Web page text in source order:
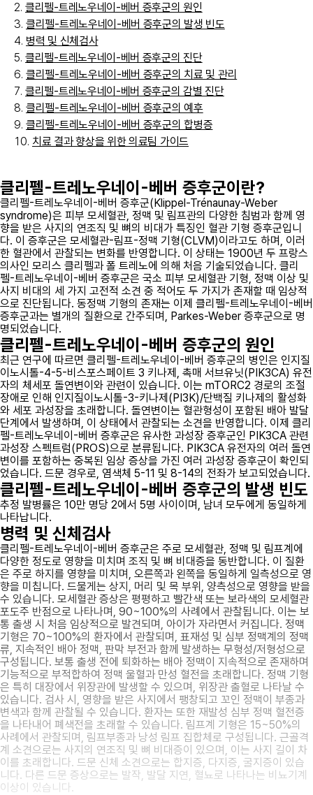
클리펠-트레노우네이-베버 증후군의 원인
클리펠-트레노우네이-베버 증후군의 발생 빈도
병력 및 신체검사
클리펠-트레노우네이-베버 증후군의 진단
클리펠-트레노우네이-베버 증후군의 치료 및 관리
클리펠-트레노우네이-베버 증후군의 감별 진단
클리펠-트레노우네이-베버 증후군의 예후
클리펠-트레노우네이-베버 증후군의 합병증
치료 결과 향상을 위한 의료팀 가이드
클리펠-트레노우네이-베버 증후군이란?
클리펠-트레노우네이-베버 증후군(Klippel-Trénaunay-Weber
syndrome)은 피부 모세혈관, 정맥 및 림프관의 다양한 침범과 함께 영
향을 받은 사지의 연조직 및 뼈의 비대가 특징인 혈관 기형 증후군입니
다. 이 증후군은 모세혈관-림프-정맥 기형(CLVM)이라고도 하며, 이러
한 혈관에서 관찰되는 변화를 반영합니다. 이 상태는 1900년 두 프랑스
의사인 모리스 클리펠과 폴 트레노에 의해 처음 기술되었습니다. 클리
펠-트레노우네이-베버 증후군은 국소 피부 모세혈관 기형, 정맥 이상 및
사지 비대의 세 가지 고전적 소견 중 적어도 두 가지가 존재할 때 임상적
으로 진단됩니다. 동정맥 기형의 존재는 이제 클리펠-트레노우네이-베버
증후군과는 별개의 질환으로 간주되며, Parkes-Weber 증후군으로 명
명되었습니다.
클리펠-트레노우네이-베버 증후군의 원인
최근 연구에 따르면 클리펠-트레노우네이-베버 증후군의 병인은 인지질
이노시톨-4-5-비스포스페이트 3 키나제, 촉매 서브유닛(PIK3CA) 유전
자의 체세포 돌연변이와 관련이 있습니다. 이는 mTORC2 경로의 조절
장애로 인해 인지질이노시톨-3-키나제(PI3K)/단백질 키나제의 활성화
와 세포 과성장을 초래합니다. 돌연변이는 혈관형성이 포함된 배아 발달
단계에서 발생하며, 이 상태에서 관찰되는 소견을 반영합니다. 이제 클리
펠-트레노우네이-베버 증후군은 유사한 과성장 증후군인 PIK3CA 관련
과성장 스펙트럼(PROS)으로 분류됩니다. PIK3CA 유전자의 여러 돌연
변이를 포함하는 중복된 임상 증상을 가진 여러 과성장 증후군이 확인되
었습니다. 드문 경우로, 염색체 5-11 및 8-14의 전좌가 보고되었습니다.
클리펠-트레노우네이-베버 증후군의 발생 빈도
추정 발병률은 10만 명당 2에서 5명 사이이며, 남녀 모두에게 동일하게
나타납니다.
병력 및 신체검사
클리펠-트레노우네이-베버 증후군은 주로 모세혈관, 정맥 및 림프계에
다양한 정도로 영향을 미치며 조직 및 뼈 비대증을 동반합니다. 이 질환
은 주로 하지를 영향을 미치며, 오른쪽과 왼쪽을 동일하게 일측성으로 영
향을 미칩니다. 드물게는 상지, 머리 및 목 부위, 양측성으로 영향을 받을
수 있습니다. 모세혈관 증상은 평평하고 빨간색 또는 보라색의 모세혈관
포도주 반점으로 나타나며, 90~100%의 사례에서 관찰됩니다. 이는 보
통 출생 시 처음 임상적으로 발견되며, 아이가 자라면서 커집니다. 정맥
기형은 70~100%의 환자에서 관찰되며, 표재성 및 심부 정맥계의 정맥
류, 지속적인 배아 정맥, 판막 부전과 함께 발생하는 무형성/저형성으로
구성됩니다. 보통 출생 전에 퇴화하는 배아 정맥이 지속적으로 존재하며
기능적으로 부적합하여 정맥 울혈과 만성 혈전을 초래합니다. 정맥 기형
은 특히 대장에서 위장관에 발생할 수 있으며, 위장관 출혈로 나타날 수
있습니다. 검사 시, 영향을 받은 사지에서 팽창되고 꼬인 정맥이 부종과
변색과 함께 관찰될 수 있습니다. 환자는 또한 재발성 심부 정맥 혈전증
을 나타내어 폐색전을 초래할 수 있습니다. 림프계 기형은 15~50%의
사례에서 관찰되며, 림프부종과 낭성 림프 집합체로 구성됩니다. 근골격
계 소견으로는 사지의 연조직 및 뼈 비대증이 있으며, 이는 사지 길이 차
이를 초래합니다. 드문 신체 소견으로는 합지증, 다지증, 굴지증이 있습
니다. 다른 드문 증상으로는 발작, 발달 지연, 혈뇨로 나타나는 비뇨기계
이상이 있습니다.